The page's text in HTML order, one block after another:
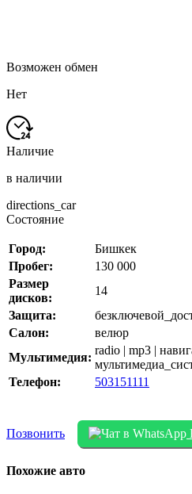
Возможен обмен
Нет
Наличие
в наличии
directions_car
Состояние
Город:
Бишкек
Пробег:
130 000
Размер
дисков:
14
Защита:
Салон:
велюр
Мультимедия:
radio | mp3 |
Телефон:
503151111
Позвонить
Похожие авто